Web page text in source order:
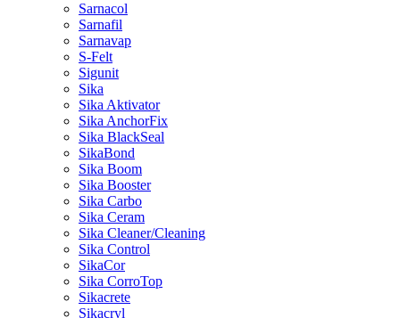
Sarnacol
Sarnafil
Sarnavap
S-Felt
Sigunit
Sika
Sika Aktivator
Sika AnchorFix
Sika BlackSeal
SikaBond
Sika Boom
Sika Booster
Sika Carbo
Sika Ceram
Sika Cleaner/Cleaning
Sika Control
SikaCor
Sika CorroTop
Sikacrete
Sikacryl